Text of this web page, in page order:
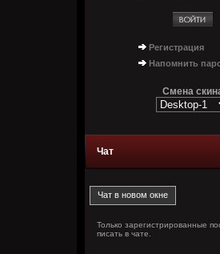
Регистрация
Напомнить
Смена
Чат
Только зарегистрированные
писать в чате.